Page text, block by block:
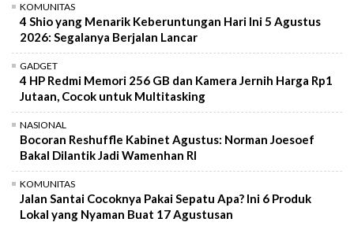
KOMUNITAS
4 Shio yang Menarik Keberuntungan Hari Ini 5 Agustus
2026: Segalanya Berjalan Lancar
GADGET
4 HP Redmi Memori 256 GB dan Kamera Jernih Harga Rp1
Jutaan, Cocok untuk Multitasking
NASIONAL
Bocoran Reshuffle Kabinet Agustus: Norman Joesoef
Bakal Dilantik Jadi Wamenhan RI
KOMUNITAS
Jalan Santai Cocoknya Pakai Sepatu Apa? Ini 6 Produk
Lokal yang Nyaman Buat 17 Agustusan